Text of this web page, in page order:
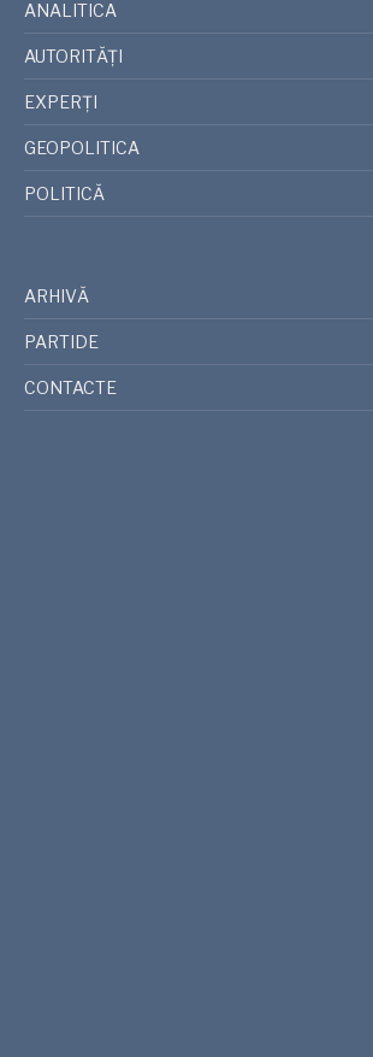
ANALITICA
AUTORITĂȚI
EXPERȚI
GEOPOLITICA
POLITICĂ
ARHIVĂ
PARTIDE
CONTACTE